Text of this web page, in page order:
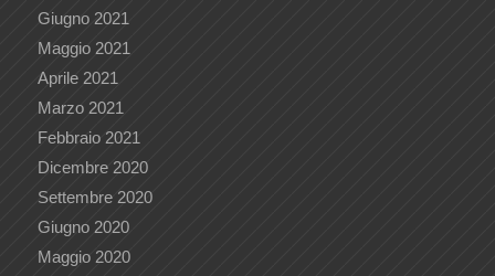
Giugno 2021
Maggio 2021
Aprile 2021
Marzo 2021
Febbraio 2021
Dicembre 2020
Settembre 2020
Giugno 2020
Maggio 2020